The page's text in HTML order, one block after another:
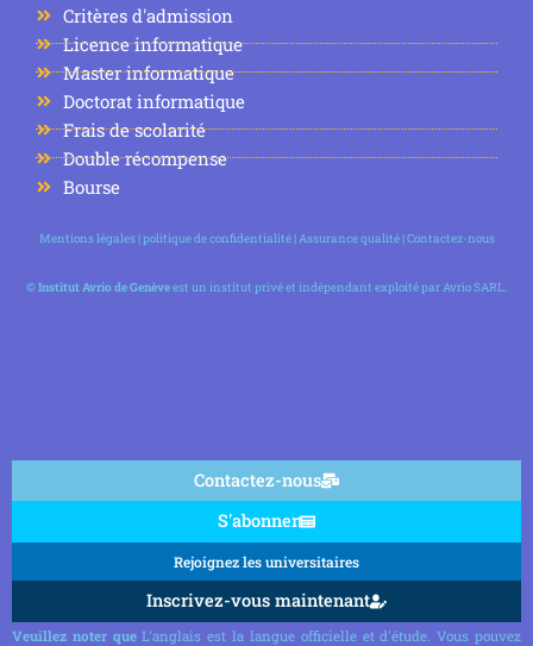
Critères d'admission
Licence informatique
Master informatique
Doctorat informatique
Frais de scolarité
Double récompense
Bourse
Mentions légales|politique de confidentialité|Assurance qualité|Contactez-nous
©Institut Avrio de Genèveest un institut privé et indépendant exploité par Avrio SARL.
Contactez-nous
S'abonner
Rejoignez les universitaires
Inscrivez-vous maintenant
Veuillez noter queL'anglais est la langue officielle et d'étude. Vous pouvez